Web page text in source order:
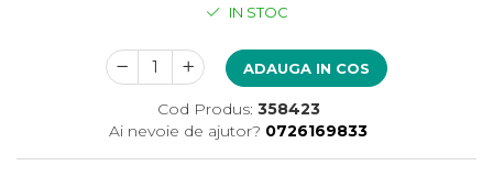
IN STOC
ADAUGA IN COS
Cod Produs: 358423
Ai nevoie de ajutor? 0726169833